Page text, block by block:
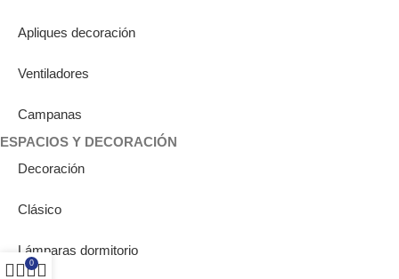
Apliques decoración
Ventiladores
Campanas
ESPACIOS Y DECORACIÓN
Decoración
Clásico
Lámparas dormitorio
0